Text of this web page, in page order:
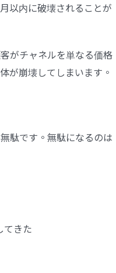
以内に破壊されることが
がチャネルを単なる価格
が崩壊してしまいます。
駄です。無駄になるのは
てきた